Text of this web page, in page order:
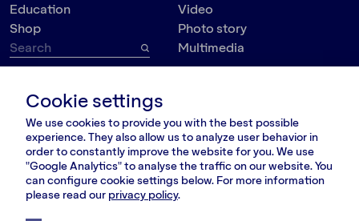
Education
Shop
Video
Photo story
Multimedia
Topic
Society
Politics
Culture
Psychology
Personalities
Kauno g. 5-12
Vilnius 03215, Lithuania
nara@nara.lt
FOLLOW US
Cookie settings
We use cookies to provide you with the best possible
experience. They also allow us to analyze user behavior in
order to constantly improve the website for you. We use
"Google Analytics" to analyse the traffic on our website. You
can configure cookie settings below. For more information
please read our privacy policy.